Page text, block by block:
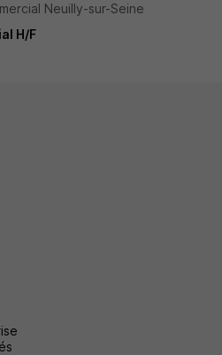
Neuilly-sur-Seine
H/F